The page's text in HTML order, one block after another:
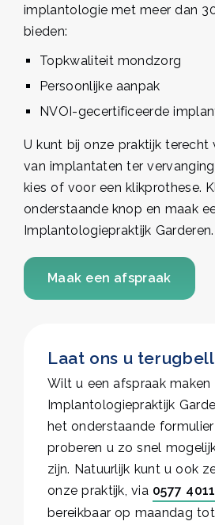
implantologie met meer dan
bieden:
Topkwaliteit mondzorg
Persoonlijke aanpak
NVOI-gecertificeerde
U kunt bij onze praktijk terecht
van implantaten ter
kies of voor een klikprothese.
onderstaande knop en maak
Implantologiepraktijk Garderen.
Maak een afspraak
Laat ons u
Wilt u een afspraak maken
Implantologiepraktijk
het onderstaande formulier
proberen u zo snel
zijn. Natuurlijk kunt u ook
onze praktijk, via 0577
bereikbaar op maandag